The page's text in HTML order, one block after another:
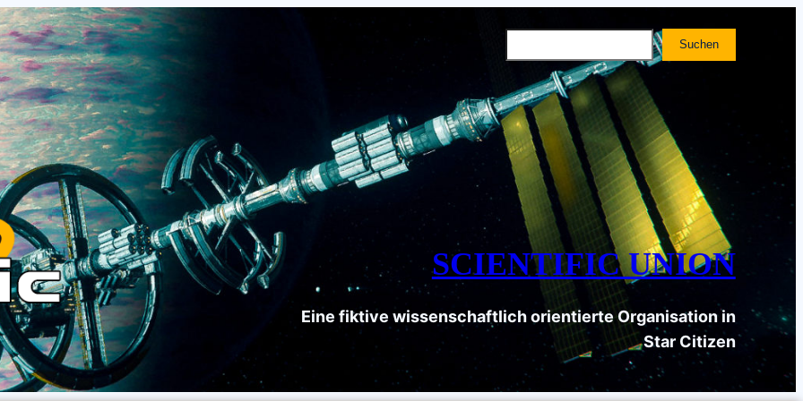
Suchen
SCIENTIFIC UNION
Eine fiktive wissenschaftlich orientierte Organisation in
Star Citizen